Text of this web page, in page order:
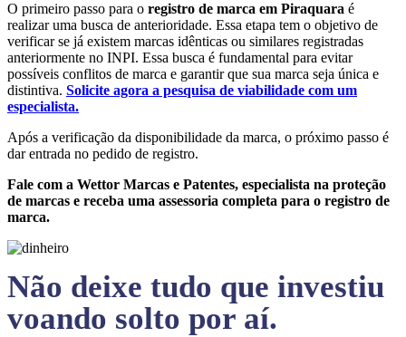
O primeiro passo para o registro de marca em Piraquara é
realizar uma busca de anterioridade. Essa etapa tem o objetivo de
verificar se já existem marcas idênticas ou similares registradas
anteriormente no INPI. Essa busca é fundamental para evitar
possíveis conflitos de marca e garantir que sua marca seja única e
distintiva. Solicite agora a pesquisa de viabilidade com um
especialista.
Após a verificação da disponibilidade da marca, o próximo passo é
dar entrada no pedido de registro.
Fale com a Wettor Marcas e Patentes, especialista na proteção
de marcas e receba uma assessoria completa para o registro de
marca.
Não deixe tudo que investiu
voando solto por aí.